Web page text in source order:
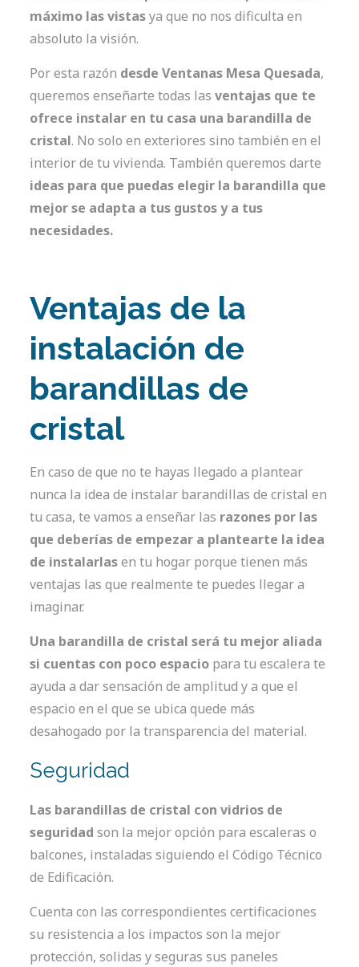
máximo las vistasya que no nos dificulta en
absoluto la visión.
Por esta razón desde Ventanas Mesa Quesada,
queremos enseñarte todas las ventajas que te
ofrece instalar en tu casa una barandilla de
cristal. No solo en exteriores sino también en el
interior de tu vivienda. También queremos darte
ideas para que puedas elegir la barandilla que
mejor se adapta a tus gustos y a tus
necesidades.
Ventajas de la
instalación de
barandillas de
cristal
En caso de que no te hayas llegado a plantear
nunca la idea de instalar barandillas de cristal en
tu casa, te vamos a enseñar las razones por las
que deberías de empezar a plantearte la idea
de instalarlasen tu hogar porque tienen más
ventajas las que realmente te puedes llegar a
imaginar.
Una barandilla de cristal será tu mejor aliada
si cuentas con poco espaciopara tu escalera te
ayuda a dar sensación de amplitud y a que el
espacio en el que se ubica quede más
desahogado por la transparencia del material.
Seguridad
Las barandillas de cristal con vidrios de
seguridad son la mejor opción para escaleras o
balcones, instaladas siguiendo el Código Técnico
de Edificación.
Cuenta con las correspondientes certificaciones
su resistencia a los impactos son la mejor
protección, solidas y seguras sus paneles